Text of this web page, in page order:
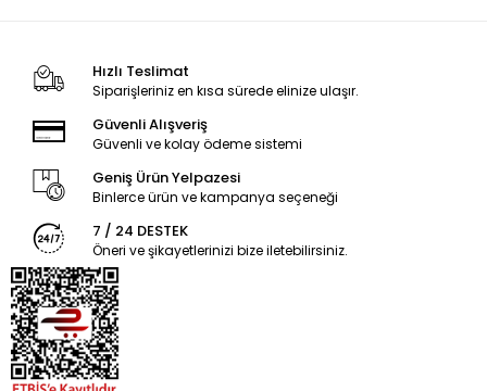
Hızlı Teslimat
Siparişleriniz en kısa sürede elinize ulaşır.
Güvenli Alışveriş
Güvenli ve kolay ödeme sistemi
Geniş Ürün Yelpazesi
Binlerce ürün ve kampanya seçeneği
7 / 24 DESTEK
Öneri ve şikayetlerinizi bize iletebilirsiniz.